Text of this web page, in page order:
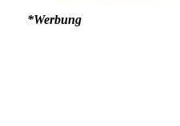
*Werbung